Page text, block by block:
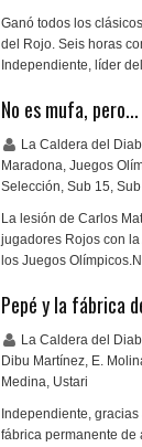
Ganó todos los
del Rojo. Seis horas
Independiente, líder
No es mufa, pero...
La Caldera del
Maradona, Juegos
Selección, Sub 15,
La lesión de Carlos
jugadores Rojos con
los Juegos
Pepé y la fábrica
La Caldera del
Dibu Martínez, E.
Medina, Ustari
Independiente,
fábrica permanente de